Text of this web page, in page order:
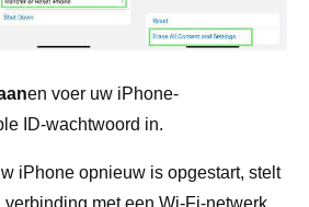
en voer uw iPhone-
ID-wachtwoord in.
iPhone opnieuw is opgestart, stelt